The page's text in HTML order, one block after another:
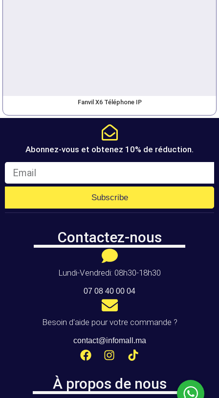
Fanvil X6 Téléphone IP
Abonnez-vous et obtenez 10% de réduction.
Subscribe
Contactez-nous
Lundi-Vendredi: 08h30-18h30
07 08 40 00 04
Besoin d'aide pour votre commande ?
contact@infomall.ma
À propos de nous